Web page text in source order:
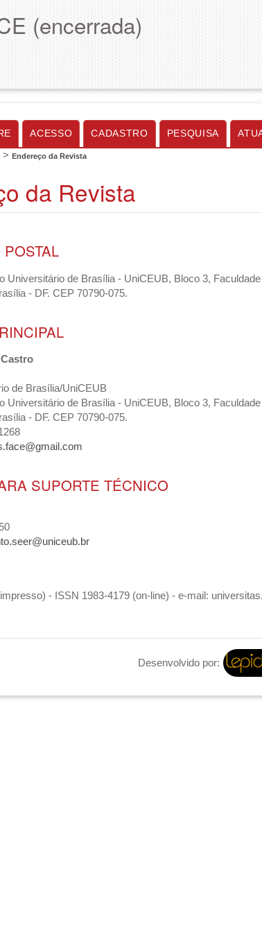
(encerrada)
ACESSO CADASTRO PESQUISA
> Endereço da Revista
da Revista
Universitário de Brasília - UniCEUB, Bloco 3,
- DF. CEP 70790-075.
de Brasília/UniCEUB
Universitário de Brasília - UniCEUB, Bloco 3,
- DF. CEP 70790-075.
SUPORTE TÉCNICO
- ISSN 1983-4179 (on-line) - e-mail:
Desenvolvido por: